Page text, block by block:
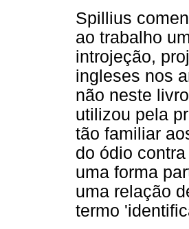
Spillius
ao trabalho
introjeção,
ingleses nos
não neste
utilizou pela
tão familiar
do ódio
uma forma
uma relação
termo